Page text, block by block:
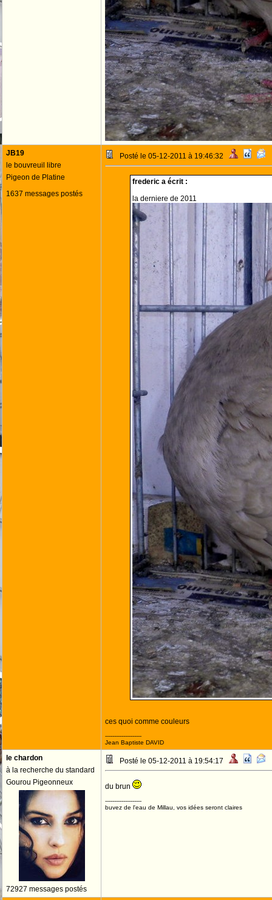
JB19
le bouvreuil libre
Pigeon de Platine
1637 messages postés
Posté le 05-12-2011 à 19:46:32
frederic a écrit :
la derniere de 2011
ces quoi comme couleurs
--------------------
Jean Baptiste DAVID
le chardon
à la recherche du standard
Gourou Pigeonneux
72927 messages postés
Posté le 05-12-2011 à 19:54:17
du brun
--------------------
buvez de l'eau de Millau, vos idées seront claires